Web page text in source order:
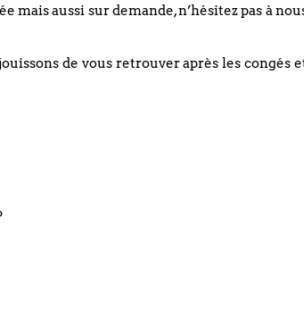
Gospel Friends
la salle Bartholmé 4 rue du Bouclier à
mais aussi sur demande, n’hésitez pas à
de vous retrouver après les congés